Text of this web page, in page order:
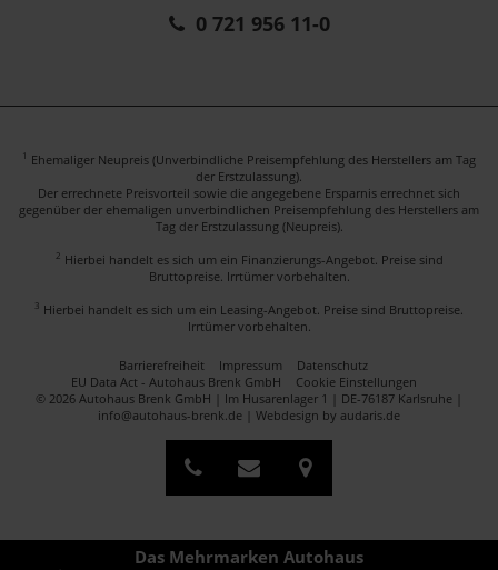
0 721 956 11-0
1 Ehemaliger Neupreis (Unverbindliche Preisempfehlung des Herstellers am Tag
der Erstzulassung).
Der errechnete Preisvorteil sowie die angegebene Ersparnis errechnet sich
gegenüber der ehemaligen unverbindlichen Preisempfehlung des Herstellers am
Tag der Erstzulassung (Neupreis).
2 Hierbei handelt es sich um ein Finanzierungs-Angebot. Preise sind
Bruttopreise. Irrtümer vorbehalten.
3 Hierbei handelt es sich um ein Leasing-Angebot. Preise sind Bruttopreise.
Irrtümer vorbehalten.
Barrierefreiheit Impressum
Datenschutz
EU Data Act - Autohaus Brenk GmbH
Cookie Einstellungen
© 2026 Autohaus Brenk GmbH | Im Husarenlager 1 | DE-76187 Karlsruhe |
info@autohaus-brenk.de | Webdesign by audaris.de
Das Mehrmarken Autohaus